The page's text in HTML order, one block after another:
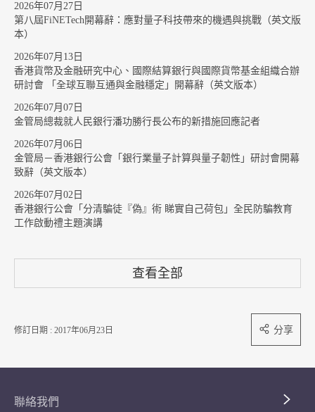
2026年07月27日
第八屆FiNETech開幕辭：應對量子科技帶來的機遇與挑戰（英文版
本）
2026年07月13日
香港貨幣及金融研究中心、國際結算銀行與國際貨幣基金組織合辦
研討會 「全球互聯互通與金融穩定」開幕辭（英文版本）
2026年07月07日
金管局總裁就人民銀行潘功勝行長公布的新措施回應記者
2026年07月06日
金管局－香港銀行公會「銀行業量子計算與量子韌性」研討會開幕
致辭（英文版本）
2026年07月02日
香港銀行公會「分清騙徒『偽』術 睇實自己荷包」全民防騙教育
工作啟動禮主題演講
查看全部
修訂日期 : 2017年06月23日 分享
聯絡我們